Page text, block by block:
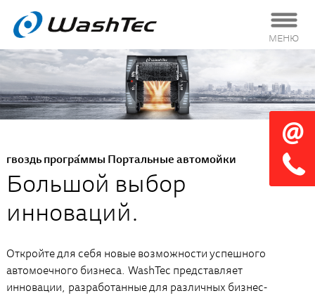
МЕНЮ
гвоздь програ́ммы Портальные автомойки
Большой выбор
инноваций.
Откройте для себя новые возможности успешного
автомоечного бизнеса. WashTec представляет
инновации, разработанные для различных бизнес-